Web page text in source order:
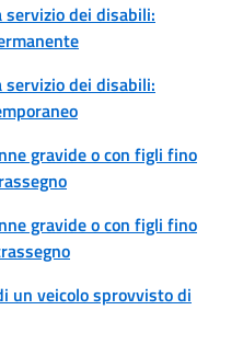
servizio dei disabili:
servizio dei disabili:
gravide o con figli fino
gravide o con figli fino
un veicolo sprovvisto di